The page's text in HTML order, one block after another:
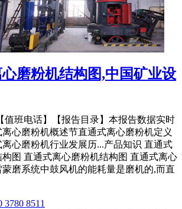
磨粉机结构图,中国矿业设
值班电话】【报告目录】本报告数据实时
心磨粉机概述节直通式离心磨粉机定义
心磨粉机行业发展历...产品知识 直通式
图 直通式离心磨粉机结构图 直通式离心
磨系统中鼓风机的能耗量是磨机的,而直
8511